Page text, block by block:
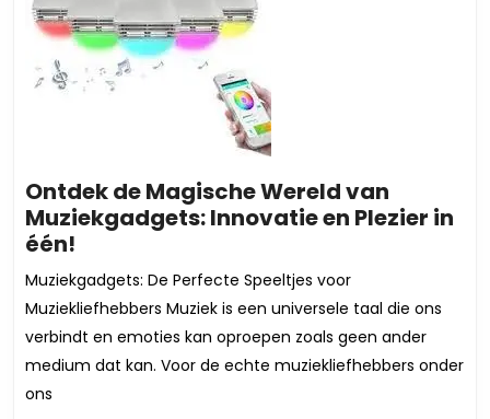
Ontdek de Magische Wereld van
Muziekgadgets: Innovatie en Plezier in
één!
de
Magische
Wereld
van
Muziekgadgets:
Muziekgadgets: De Perfecte Speeltjes voor
Muziekliefhebbers Muziek is een universele taal die ons
verbindt en emoties kan oproepen zoals geen ander
medium dat kan. Voor de echte muziekliefhebbers onder
ons